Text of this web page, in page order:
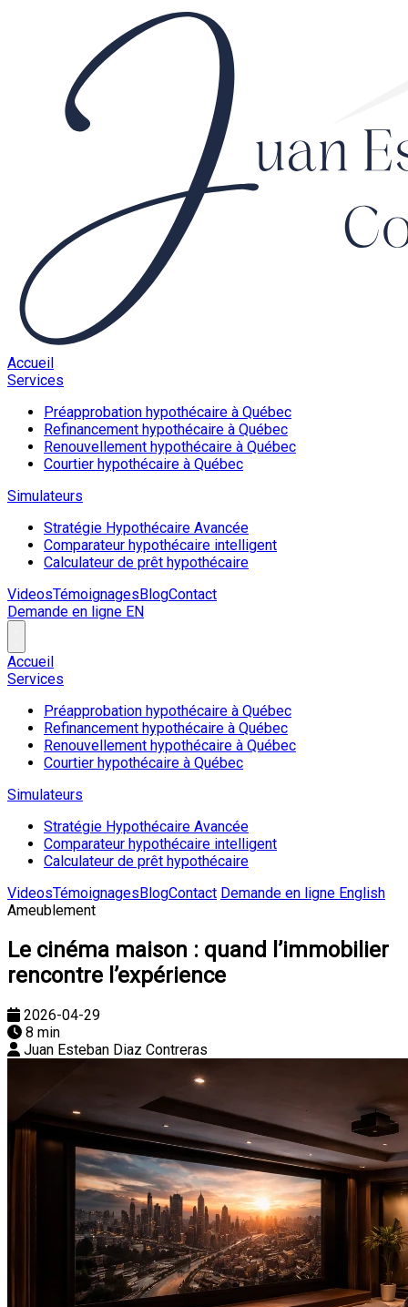
Accueil
Services
Préapprobation hypothécaire à Québec
Refinancement hypothécaire à Québec
Renouvellement hypothécaire à Québec
Courtier hypothécaire à Québec
Simulateurs
Stratégie Hypothécaire Avancée
Comparateur hypothécaire intelligent
Calculateur de prêt hypothécaire
VideosTémoignagesBlogContact
Demande en ligne EN
Accueil
Services
Préapprobation hypothécaire à Québec
Refinancement hypothécaire à Québec
Renouvellement hypothécaire à Québec
Courtier hypothécaire à Québec
Simulateurs
Stratégie Hypothécaire Avancée
Comparateur hypothécaire intelligent
Calculateur de prêt hypothécaire
VideosTémoignagesBlogContact Demande en ligne English
Ameublement
Le cinéma maison : quand l’immobilier
rencontre l’expérience
2026-04-29
8 min
Juan Esteban Diaz Contreras